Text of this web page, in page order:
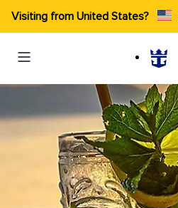
Visiting from United States?